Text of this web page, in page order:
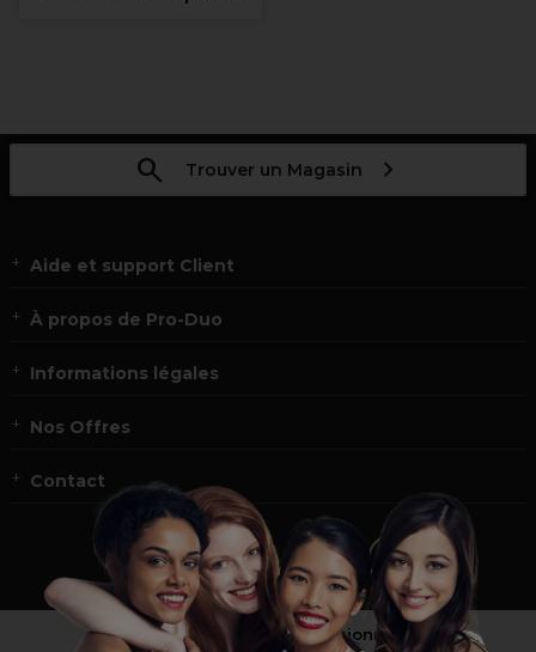
Trouver un Magasin
Aide et support Client
À propos de Pro-Duo
Informations légales
Nos Offres
Contact
Vous n’êtes pas un professionnel ?